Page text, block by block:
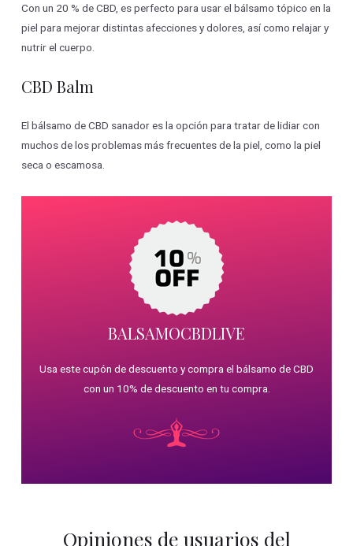
Con un 20 % de CBD, es perfecto para usar el bálsamo tópico en la
piel para mejorar distintas afecciones y dolores, así como relajar y
nutrir el cuerpo.
CBD Balm
El bálsamo de CBD sanador es la opción para tratar de lidiar con
muchos de los problemas más frecuentes de la piel, como la piel
seca o escamosa.
BALSAMOCBDLIVE
Usa este cupón de descuento y compra el bálsamo de CBD
con un 10% de descuento en tu compra.
Opiniones de usuarios del